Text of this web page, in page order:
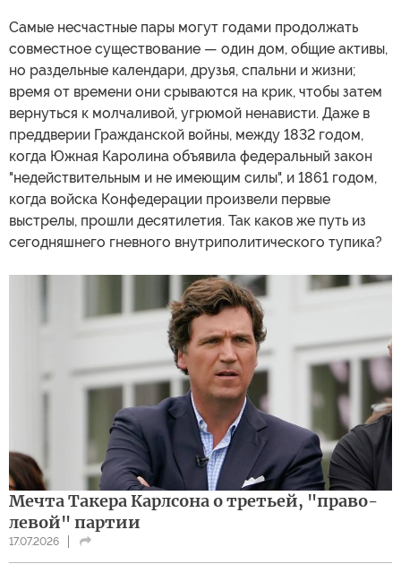
Самые несчастные пары могут годами продолжать
совместное существование — один дом, общие активы,
но раздельные календари, друзья, спальни и жизни;
время от времени они срываются на крик, чтобы затем
вернуться к молчаливой, угрюмой ненависти. Даже в
преддверии Гражданской войны, между 1832 годом,
когда Южная Каролина объявила федеральный закон
"недействительным и не имеющим силы", и 1861 годом,
когда войска Конфедерации произвели первые
выстрелы, прошли десятилетия. Так каков же путь из
сегодняшнего гневного внутриполитического тупика?
Мечта Такера Карлсона о третьей, "право-
левой" партии
17.07.2026